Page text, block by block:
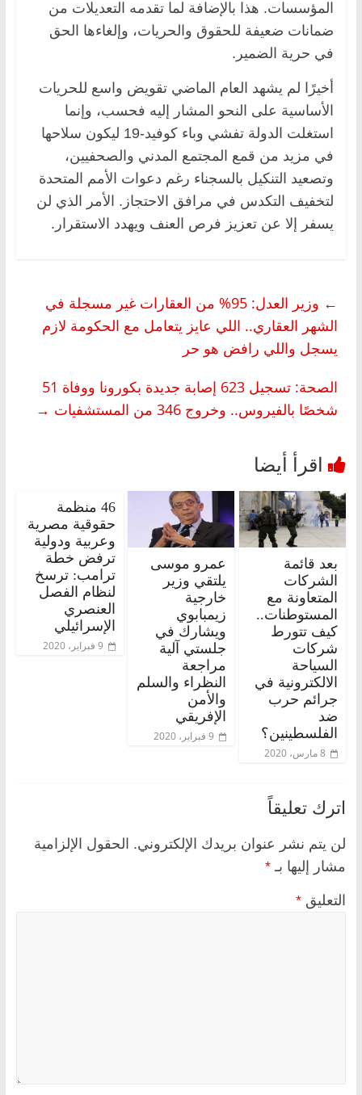
المؤسسات. هذا بالإضافة لما تقدمه التعديلات من
ضمانات ضعيفة للحقوق والحريات، وإلغاءها الحق
في حرية الضمير.
أخيرًا لم يشهد العام الماضي تقويض واسع للحريات
الأساسية على النحو المشار إليه فحسب، وإنما
استغلت الدولة تفشي وباء كوفيد-19 ليكون سلاحها
في مزيد من قمع المجتمع المدني والصحفيين،
وتصعيد التنكيل بالسجناء رغم دعوات الأمم المتحدة
لتخفيف التكدس في مرافق الاحتجاز. الأمر الذي لن
يسفر إلا عن تعزيز فرص العنف ويهدد الاستقرار.
←
وزير العدل: 95% من العقارات غير مسجلة في
الشهر العقاري.. اللي عايز يتعامل مع الحكومة لازم
يسجل واللي رافض هو حر
الصحة: تسجيل 623 إصابة جديدة بكورونا ووفاة 51
شخصًا بالفيروس.. وخروج 346 من المستشفيات
→
بعد قائمة
الشركات
المتعاونة مع
المستوطنات..
كيف تتورط
شركات
السياحة
الالكترونية في
جرائم حرب
ضد
الفلسطينين؟
8 مارس، 2020
عمرو موسى
يلتقي وزير
خارجية
زيمبابوي
ويشارك في
جلستي آلية
مراجعة
النظراء والسلم
والأمن
الإفريقي
9 فبراير، 2020
46 منظمة
حقوقية مصرية
وعربية ودولية
ترفض خطة
ترامب: ترسخ
لنظام الفصل
العنصري
الإسرائيلي
9 فبراير، 2020
اترك تعليقاً
لن يتم نشر عنوان بريدك الإلكتروني. الحقول الإلزامية
مشار إليها بـ *
التعليق *